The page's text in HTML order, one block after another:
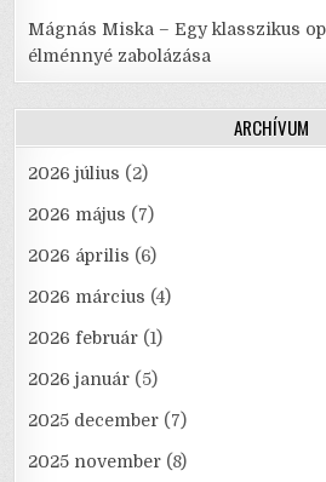
Mágnás Miska – Egy klasszikus
élménnyé zabolázása
ARCHÍVUM
2026 július (2)
2026 május (7)
2026 április (6)
2026 március (4)
2026 február (1)
2026 január (5)
2025 december (7)
2025 november (8)